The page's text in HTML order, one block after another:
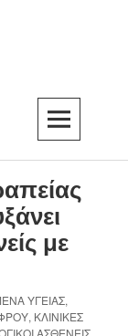
με
ΥΓΕΙΑΣ,
, ΚΛΙΝΙΚΕΣ
ΑΣΘΕΝΕΙΣ,